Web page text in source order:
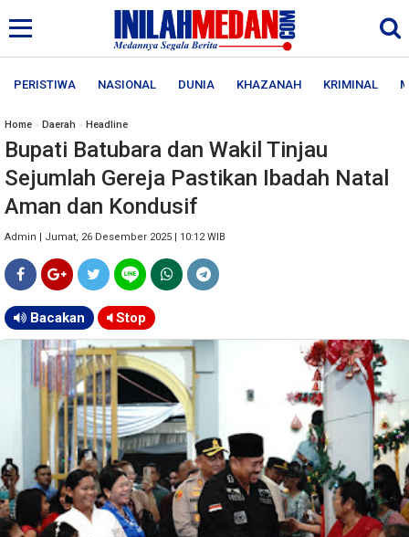
PERISTIWA NASIONAL DUNIA KHAZANAH KRIMINAL
Home » Daerah » Headline
Bupati Batubara dan Wakil Tinjau
Sejumlah Gereja Pastikan Ibadah Natal
Aman dan Kondusif
Admin | Jumat, 26 Desember 2025 | 10:12 WIB
Bacakan Stop